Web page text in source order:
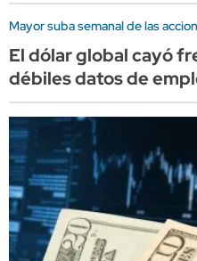
Mayor suba semanal de las
El dólar global cayó
débiles datos de